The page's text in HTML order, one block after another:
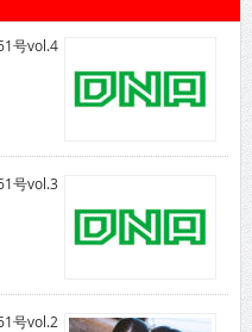
号vol.4
号vol.3
号vol.2